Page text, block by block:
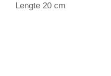
Lengte 20 cm